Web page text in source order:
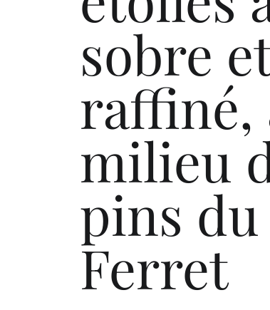
sobre
raffiné,
milieu
pins du
Ferret